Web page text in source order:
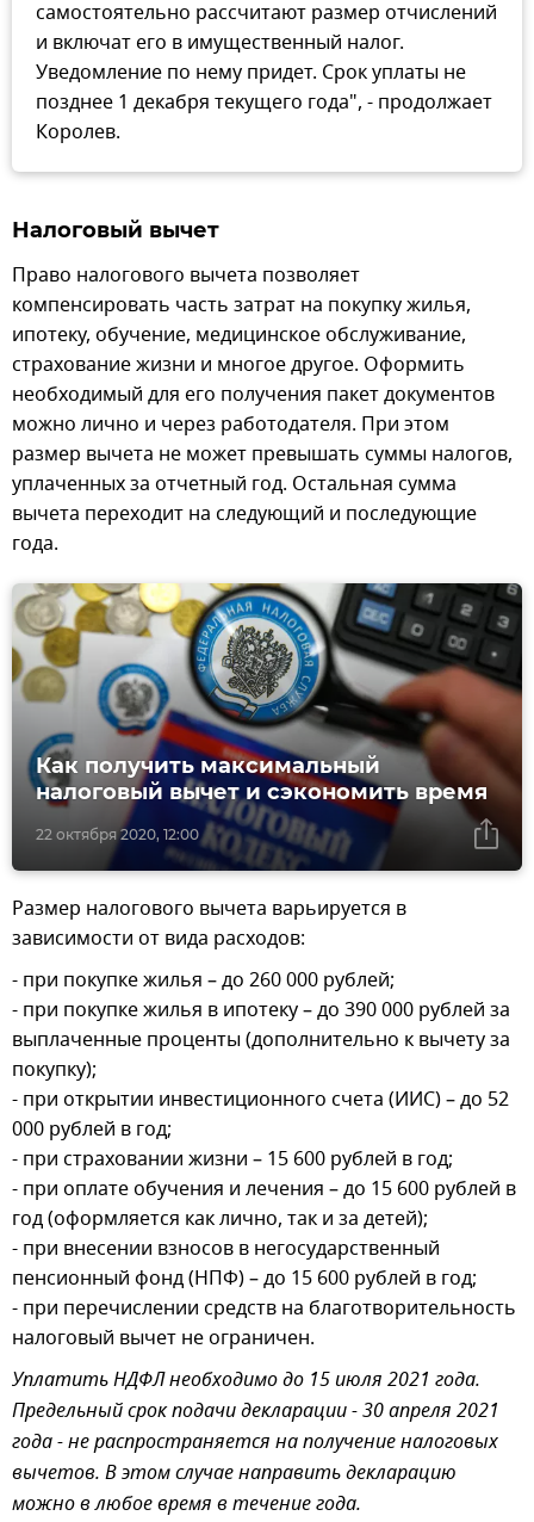
самостоятельно рассчитают размер отчислений
и включат его в имущественный налог.
Уведомление по нему придет. Срок уплаты не
позднее 1 декабря текущего года", - продолжает
Королев.
Налоговый вычет
Право налогового вычета позволяет
компенсировать часть затрат на покупку жилья,
ипотеку, обучение, медицинское обслуживание,
страхование жизни и многое другое. Оформить
необходимый для его получения пакет документов
можно лично и через работодателя. При этом
размер вычета не может превышать суммы налогов,
уплаченных за отчетный год. Остальная сумма
вычета переходит на следующий и последующие
года.
22 октября 2020, 12:00
Как получить максимальный
налоговый вычет и сэкономить время
Размер налогового вычета варьируется в
зависимости от вида расходов:
- при покупке жилья – до 260 000 рублей;
- при покупке жилья в ипотеку – до 390 000 рублей за
выплаченные проценты (дополнительно к вычету за
покупку);
- при открытии инвестиционного счета (ИИС) – до 52
000 рублей в год;
- при страховании жизни – 15 600 рублей в год;
- при оплате обучения и лечения – до 15 600 рублей в
год (оформляется как лично, так и за детей);
- при внесении взносов в негосударственный
пенсионный фонд (НПФ) – до 15 600 рублей в год;
- при перечислении средств на благотворительность
налоговый вычет не ограничен.
Уплатить НДФЛ необходимо до 15 июля 2021 года.
Предельный срок подачи декларации - 30 апреля 2021
года - не распространяется на получение налоговых
вычетов. В этом случае направить декларацию
можно в любое время в течение года.